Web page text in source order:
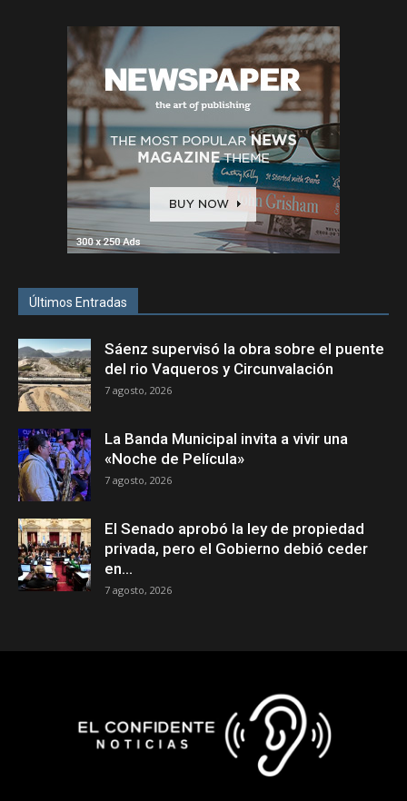
Últimos Entradas
Sáenz supervisó la obra sobre el puente
del rio Vaqueros y Circunvalación
7 agosto, 2026
La Banda Municipal invita a vivir una
«Noche de Película»
7 agosto, 2026
El Senado aprobó la ley de propiedad
privada, pero el Gobierno debió ceder
en...
7 agosto, 2026